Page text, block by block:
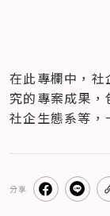
在此專欄中，
究的專案成果
社企生態系等，
分享